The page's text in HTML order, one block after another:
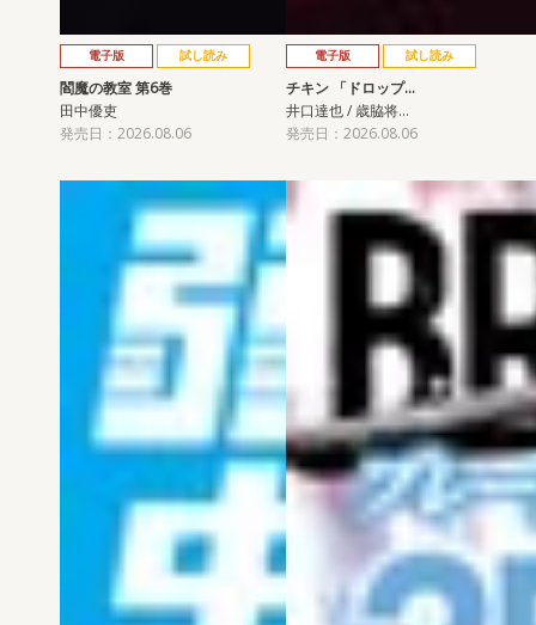
電子版 試し読み
閻魔の教室 第6巻
田中優吏
発売日：2026.08.06
電子版 試し読み
チキン 「ドロップ…
井口達也 / 歳脇将…
発売日：2026.08.06